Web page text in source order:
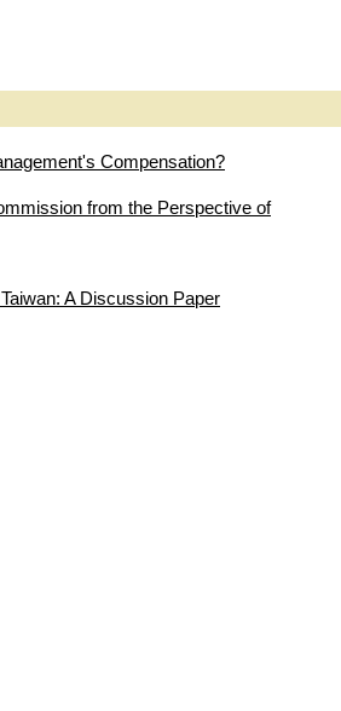
Compensation?
from the Perspective of
A Discussion Paper